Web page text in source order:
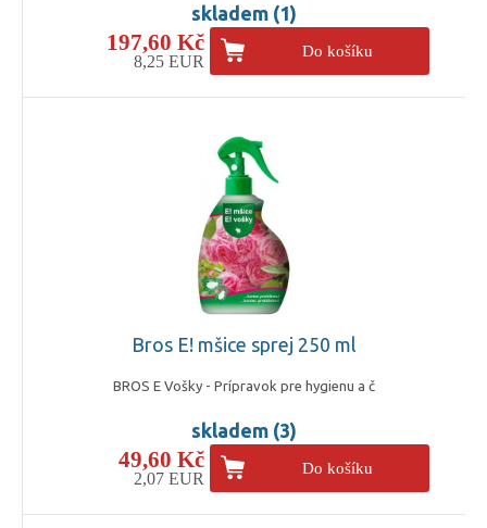
skladem (1)
197,60 Kč
8,25 EUR
Do košíku
Bros E! mšice sprej 250 ml
BROS E Vošky - Prípravok pre hygienu a č
skladem (3)
49,60 Kč
2,07 EUR
Do košíku